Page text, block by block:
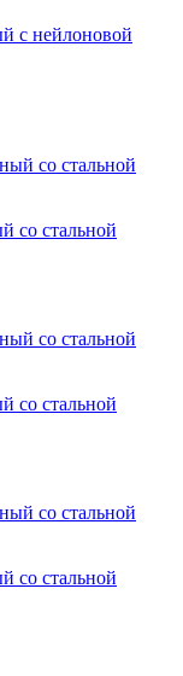
с нейлоновой
со стальной
со стальной
со стальной